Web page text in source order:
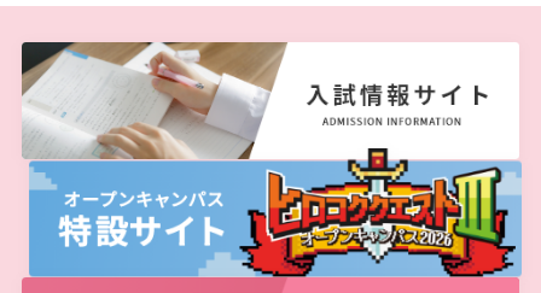
お知らせ
自然災害時等の図書館の閉館について